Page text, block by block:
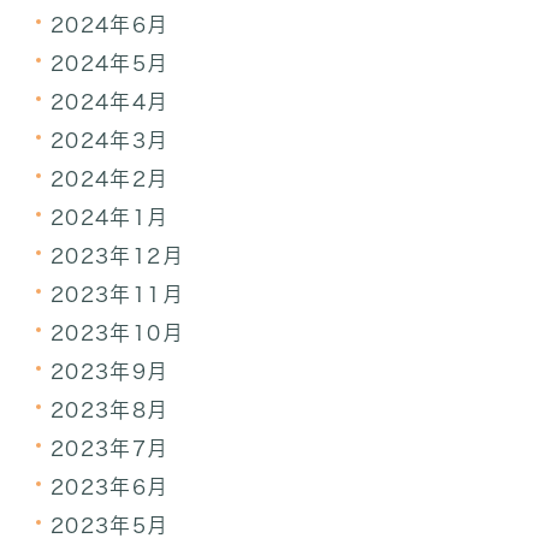
2024年6月
2024年5月
2024年4月
2024年3月
2024年2月
2024年1月
2023年12月
2023年11月
2023年10月
2023年9月
2023年8月
2023年7月
2023年6月
2023年5月